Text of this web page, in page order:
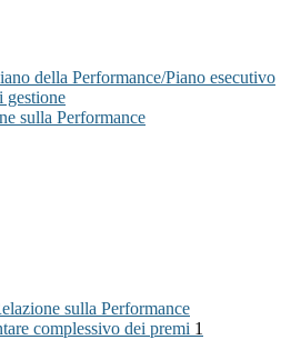
della Performance/Piano esecutivo
gestione
sulla Performance
sulla Performance
complessivo dei premi 1